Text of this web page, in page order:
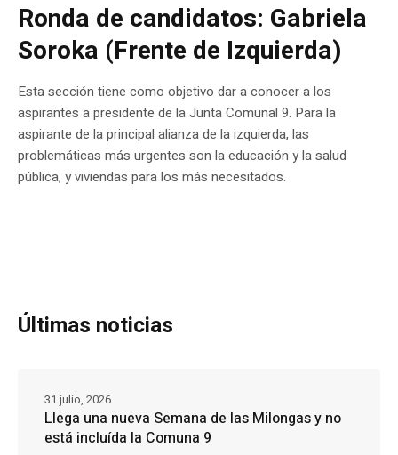
Ronda de candidatos: Gabriela
Soroka (Frente de Izquierda)
Esta sección tiene como objetivo dar a conocer a los
aspirantes a presidente de la Junta Comunal 9. Para la
aspirante de la principal alianza de la izquierda, las
problemáticas más urgentes son la educación y la salud
pública, y viviendas para los más necesitados.
Últimas noticias
Llega una nueva Semana de las Milongas y no
está incluída la Comuna 9
31 julio, 2026